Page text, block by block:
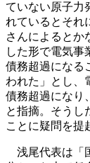
ていない原子力
れているとそれ
さんによるとか
した形で電気事
債務超過になる
われた」とし、
債務超過になり
と指摘。そうし
ことに疑問を提
浅尾代表は「